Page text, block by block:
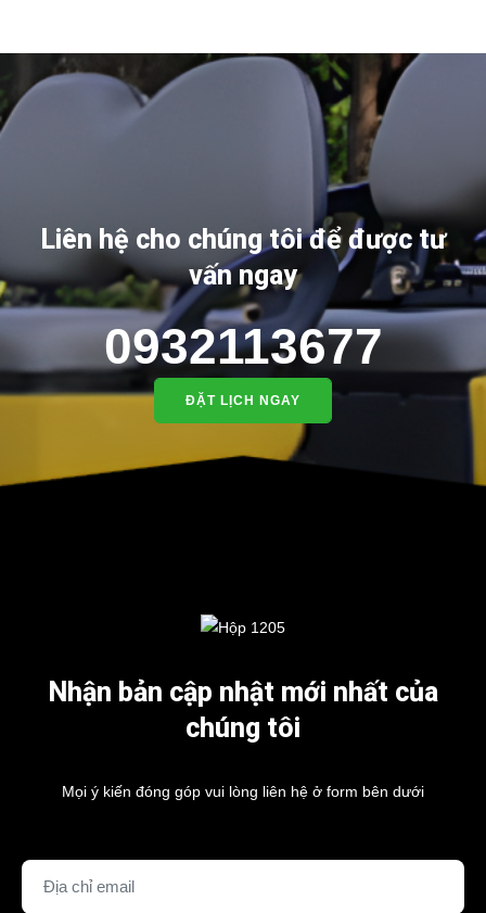
Liên hệ cho chúng tôi để được tư
vấn ngay
0932113677
ĐẶT LỊCH NGAY
Nhận bản cập nhật mới nhất của
chúng tôi
Mọi ý kiến đóng góp vui lòng liên hệ ở form bên dưới